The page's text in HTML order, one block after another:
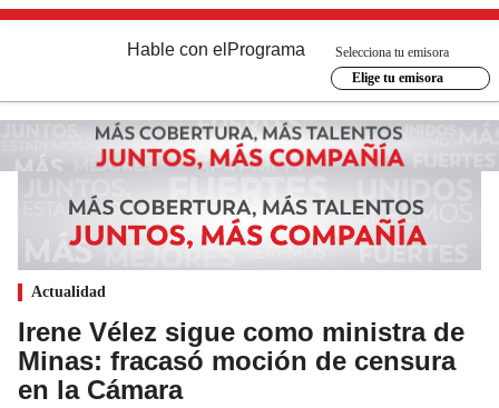
Hable con el Programa
Selecciona tu emisora
Elige tu emisora
Actualidad
Irene Vélez sigue como ministra de
Minas: fracasó moción de censura
en la Cámara